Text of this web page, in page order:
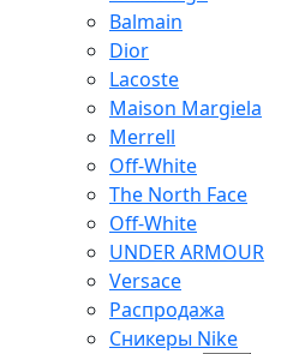
Balmain
Dior
Lacoste
Maison Margiela
Merrell
Off-White
The North Face
Off-White
UNDER ARMOUR
Versace
Распродажа
Сникеры Nike